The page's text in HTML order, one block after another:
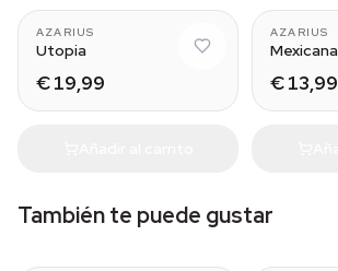
AZARIUS
Utopia
€ 19,99
AZARIUS
Mexicana
€ 13,99
También te puede gustar